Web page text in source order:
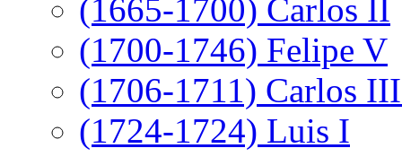
(1665-1700) Carlos II
(1700-1746) Felipe V
(1706-1711) Carlos
(1724-1724) Luis I